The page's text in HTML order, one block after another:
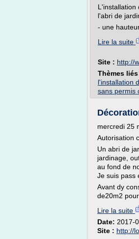
L'installation
l'abri de
- une
Lire la suite
Site : http://
Thèmes liés
l'installation
sans permis
mercredi 25
Autorisation
Un abri de
jardinage,
au fond de
Je suis pass
Avant dy
de20m2 pour
Lire la suite
Date: 2017-
Site : http://